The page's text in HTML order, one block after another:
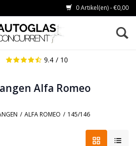
0 Artikel(en) - €0,00
9.4 / 10
Alfa Romeo
/ ALFA ROMEO / 145/146